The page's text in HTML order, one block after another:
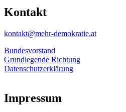
Kontakt
kontakt@mehr-demokratie.at
Bundesvorstand
Grundlegende Richtung
Datenschutzerklärung
Impressum